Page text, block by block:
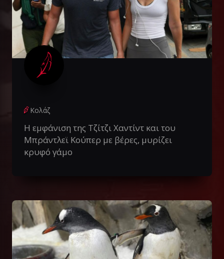
Κολάζ
Η εμφάνιση της Τζίτζι Χαντίντ και του
Μπράντλεϊ Κούπερ με βέρες, μυρίζει
κρυφό γάμο